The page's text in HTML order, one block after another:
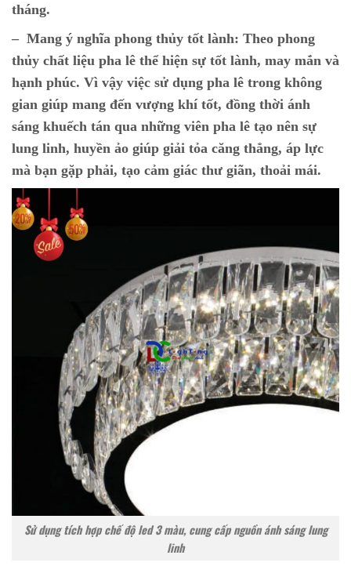
tháng.
– Mang ý nghĩa phong thủy tốt lành: Theo phong
thủy chất liệu pha lê thể hiện sự tốt lành, may mắn và
hạnh phúc. Vì vậy việc sử dụng pha lê trong không
gian giúp mang đến vượng khí tốt, đồng thời ánh
sáng khuếch tán qua những viên pha lê tạo nên sự
lung linh, huyền ảo giúp giải tỏa căng thẳng, áp lực
mà bạn gặp phải, tạo cảm giác thư giãn, thoải mái.
Sử dụng tích hợp chế độ led 3 màu, cung cấp nguồn ánh sáng lung
linh